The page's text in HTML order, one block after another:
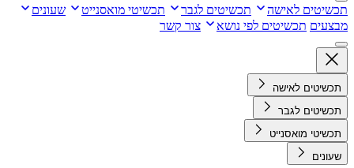
תכשיטים לאישה תכשיטים לגבר תכשיטי מואסנייט
שעונים
מבצעים תכשיטים לפי נושא צור קשר
תכשיטים לאישה
תכשיטים לגבר
תכשיטי מואסנייט
שעונים